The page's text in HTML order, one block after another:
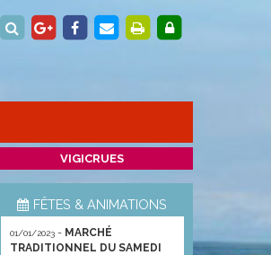
VIGICRUES
FÊTES & ANIMATIONS
01/01/2023- MARCHÉ
TRADITIONNEL DU SAMEDI